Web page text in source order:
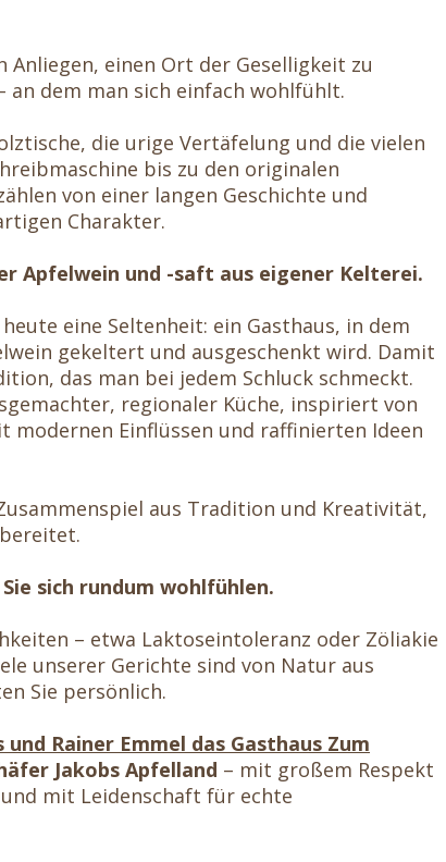
Anliegen, einen Ort der Geselligkeit zu
an dem man sich einfach wohlfühlt.
die urige Vertäfelung und die vielen
bis zu den originalen
von einer langen Geschichte und
Charakter.
Apfelwein und -saft aus eigener Kelterei.
eine Seltenheit: ein Gasthaus, in dem
gekeltert und ausgeschenkt wird. Damit
das man bei jedem Schluck schmeckt.
regionaler Küche, inspiriert von
Einflüssen und raffinierten Ideen
aus Tradition und Kreativität,
sich rundum wohlfühlen.
– etwa Laktoseintoleranz oder Zöliakie
unserer Gerichte sind von Natur aus
Sie persönlich.
Rainer Emmel das Gasthaus Zum
Jakobs Apfelland – mit großem Respekt
mit Leidenschaft für echte